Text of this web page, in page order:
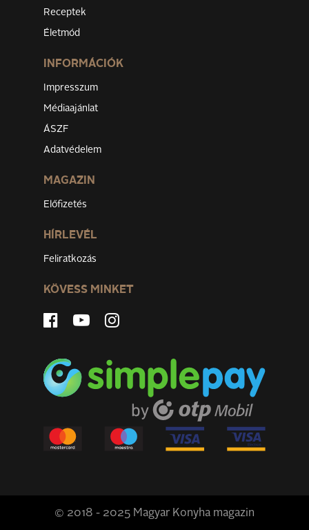
Receptek
Életmód
INFORMÁCIÓK
Impresszum
Médiaajánlat
ÁSZF
Adatvédelem
MAGAZIN
Előfizetés
HÍRLEVÉL
Feliratkozás
KÖVESS MINKET
© 2018 - 2025 Magyar Konyha magazin